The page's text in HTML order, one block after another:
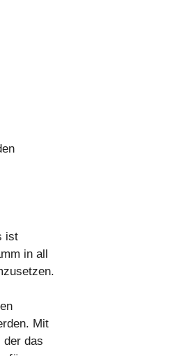
ist
in all
Mit
der das